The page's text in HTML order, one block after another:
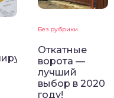
Без рубрики
Откатные
ворота —
лучший
выбор в 2020
году!